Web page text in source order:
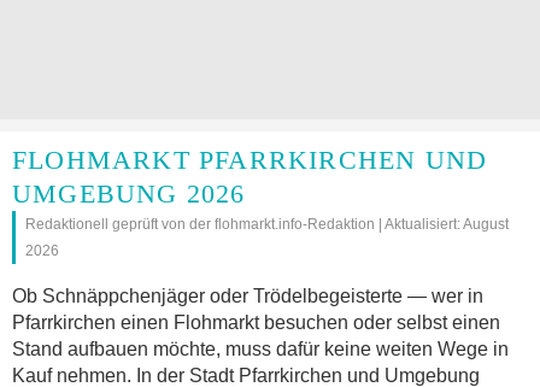
FLOHMARKT PFARRKIRCHEN UND
UMGEBUNG 2026
Redaktionell geprüft von der flohmarkt.info-Redaktion | Aktualisiert: August
2026
Ob Schnäppchenjäger oder Trödelbegeisterte — wer in
Pfarrkirchen einen Flohmarkt besuchen oder selbst einen
Stand aufbauen möchte, muss dafür keine weiten Wege in
Kauf nehmen. In der Stadt Pfarrkirchen und Umgebung